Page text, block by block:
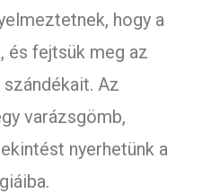
hogy a
és fejtsük meg az
Az
varázsgömb,
nyerhetünk a